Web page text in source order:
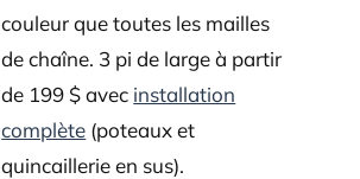
couleur que toutes les mailles
de chaîne. 3 pi de large à partir
de 199 ​​$ avec installation
complète (poteaux et
quincaillerie en sus).